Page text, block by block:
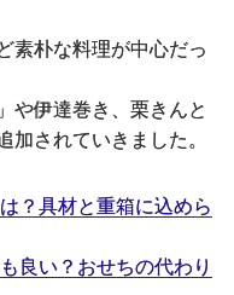
素朴な料理が中心だっ
や伊達巻き、栗きんと
加されていきました。
？具材と重箱に込めら
良い？おせちの代わり